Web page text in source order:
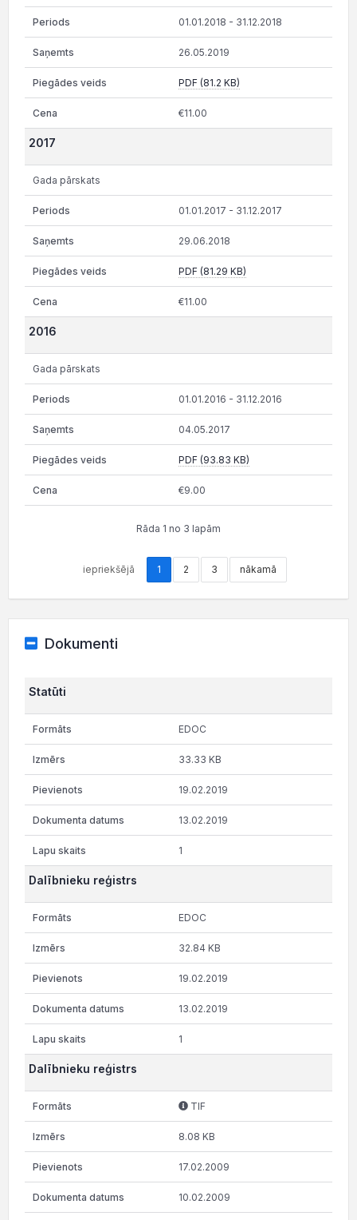
01.01.2018 - 31.12.2018
26.05.2019
PDF (81.2 KB)
€11.00
2017
Gada pārskats
01.01.2017 - 31.12.2017
29.06.2018
PDF (81.29 KB)
€11.00
2016
Gada pārskats
01.01.2016 - 31.12.2016
04.05.2017
PDF (93.83 KB)
€9.00
Rāda 1 no 3 lapām
iepriekšējā 1 2 3 nākamā
Dokumenti
Statūti
EDOC
33.33 KB
19.02.2019
13.02.2019
1
Dalībnieku reģistrs
EDOC
32.84 KB
19.02.2019
13.02.2019
1
Dalībnieku reģistrs
TIF
8.08 KB
17.02.2009
10.02.2009